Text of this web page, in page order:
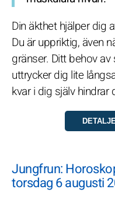
Din äkthet hjälper dig
Du är uppriktig, även
gränser. Ditt behov
uttrycker dig lite
kvar i dig själv
Jungfrun:
torsdag 6 augusti